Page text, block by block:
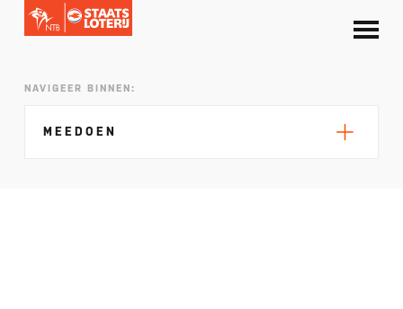
NAVIGEER BINNEN:
MEEDOEN